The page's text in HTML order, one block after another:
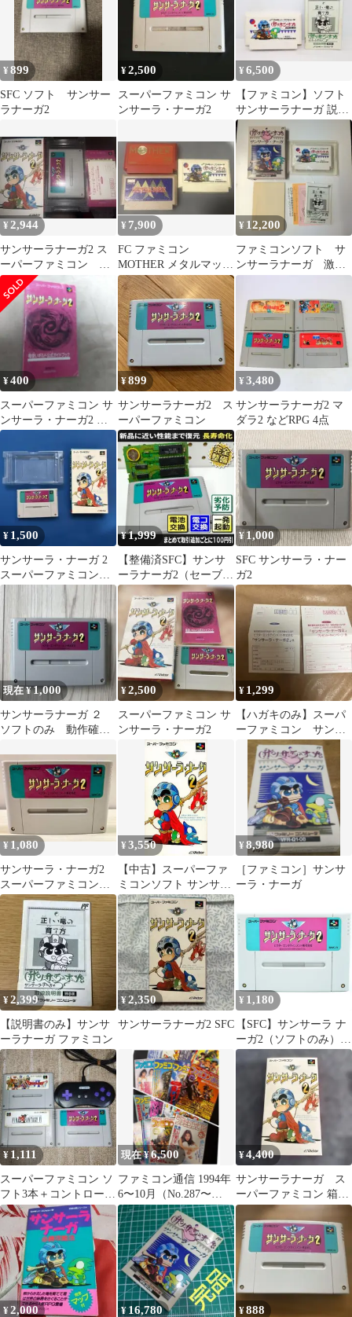
¥899
SFC ソフト サンサー
ラナーガ2
¥2,500
スーパーファミコン サ
ンサーラ・ナーガ2
¥6,500
【ファミコン】ソフト
サンサーラナーガ 説明
書有り
¥2,944
サンサーラナーガ2 ス
ーパーファミコン ソ
フト 箱 説明書
¥ 7,900
FC ファミコン
MOTHER メタルマック
ス サンサーラ・ナーガ
まとめ売り
¥ 12,200
ファミコンソフト サ
ンサーラナーガ 激レ
ア
¥400
スーパーファミコン サ
ンサーラ・ナーガ2 説
明書
¥899
サンサーラナーガ2 ス
ーパーファミコン
¥3,480
サンサーラナーガ2 マ
ダラ2 などRPG 4点
¥ 1,500
サンサーラ・ナーガ 2
スーパーファミコンソ
フト
¥1,999
【整備済SFC】サンサ
ーラナーガ2（セーブ機
能復活・一発起動）ス
ーパーファミコン
¥1,000
SFC サンサーラ・ナー
ガ2
現在 ¥1,000
サンサーラナーガ ２
ソフトのみ 動作確認
¥2,500
スーパーファミコン サ
ンサーラ・ナーガ2
¥ 1,299
【ハガキのみ】スーパ
ーファミコン サンサ
ーラナーガ2
¥ 1,080
サンサーラ・ナーガ2
スーパーファミコン
スーファミ SFC
¥3,550
【中古】スーパーファ
ミコンソフト サンサー
ラナーガ2
¥8,980
［ファミコン］サンサ
ーラ・ナーガ
¥2,399
【説明書のみ】サンサ
ーラナーガ ファミコン
¥2,350
サンサーラナーガ2 SFC
¥ 1,180
【SFC】サンサーラ ナ
ーガ2（ソフトのみ）
スーパーファミコン
¥ 1,111
スーパーファミコン ソ
フト3本＋コントローラ
ー まとめ売り
現在 ¥6,500
ファミコン通信 1994年
6〜10月（No.287〜
306）16冊セット
¥4,400
サンサーラナーガ ス
ーパーファミコン 箱あ
り 取説あり
¥2,000 ¥ 16,780 ¥888